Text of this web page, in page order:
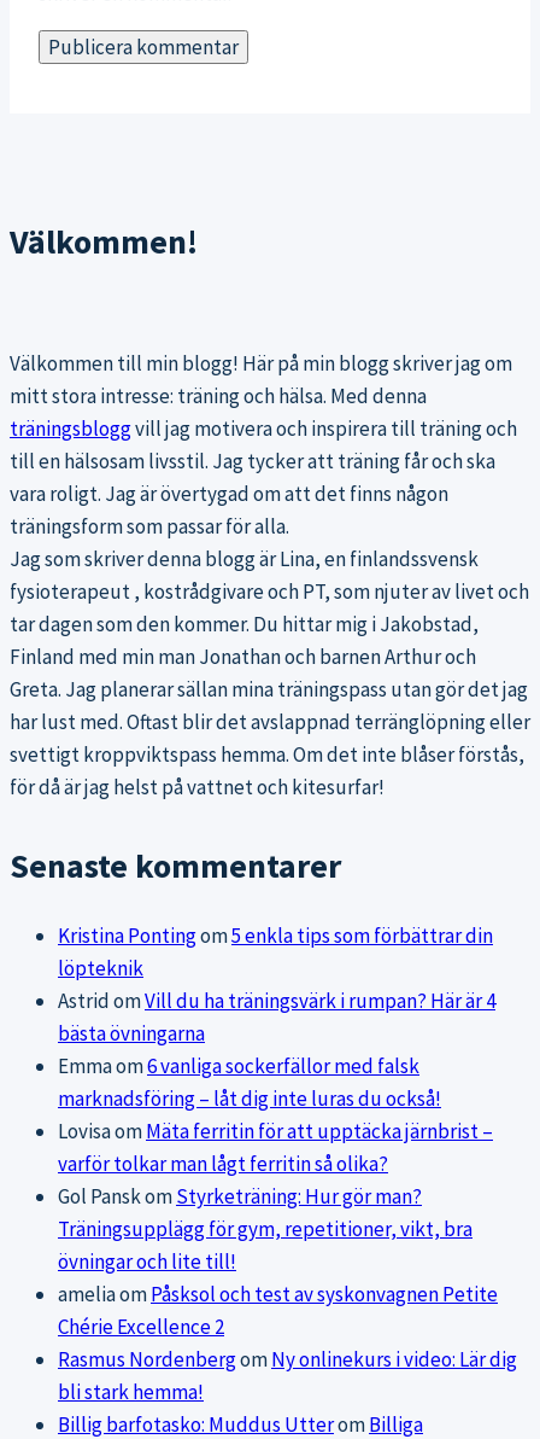
Välkommen!
Välkommen till min blogg! Här på min blogg skriver jag om
mitt stora intresse: träning och hälsa. Med denna
träningsbloggvill jag motivera och inspirera till träning och
till en hälsosam livsstil. Jag tycker att träning får och ska
vara roligt. Jag är övertygad om att det finns någon
träningsform som passar för alla.
Jag som skriver denna blogg är Lina, en finlandssvensk
fysioterapeut , kostrådgivare och PT, som njuter av livet och
tar dagen som den kommer. Du hittar mig i Jakobstad,
Finland med min man Jonathan och barnen Arthur och
Greta. Jag planerar sällan mina träningspass utan gör det jag
har lust med. Oftast blir det avslappnad terränglöpning eller
svettigt kroppviktspass hemma. Om det inte blåser förstås,
för då är jag helst på vattnet och kitesurfar!
Senaste kommentarer
Kristina Pontingom5 enkla tips som förbättrar din
löpteknik
AstridomVill du ha träningsvärk i rumpan? Här är 4
bästa övningarna
Emmaom6 vanliga sockerfällor med falsk
marknadsföring – låt dig inte luras du också!
LovisaomMäta ferritin för att upptäcka järnbrist –
varför tolkar man lågt ferritin så olika?
Gol PanskomStyrketräning: Hur gör man?
Träningsupplägg för gym, repetitioner, vikt, bra
övningar och lite till!
ameliaomPåsksol och test av syskonvagnen Petite
Chérie Excellence 2
Rasmus NordenbergomNy onlinekurs i video: Lär dig
bli stark hemma!
Billig barfotasko: Muddus UtteromBilliga